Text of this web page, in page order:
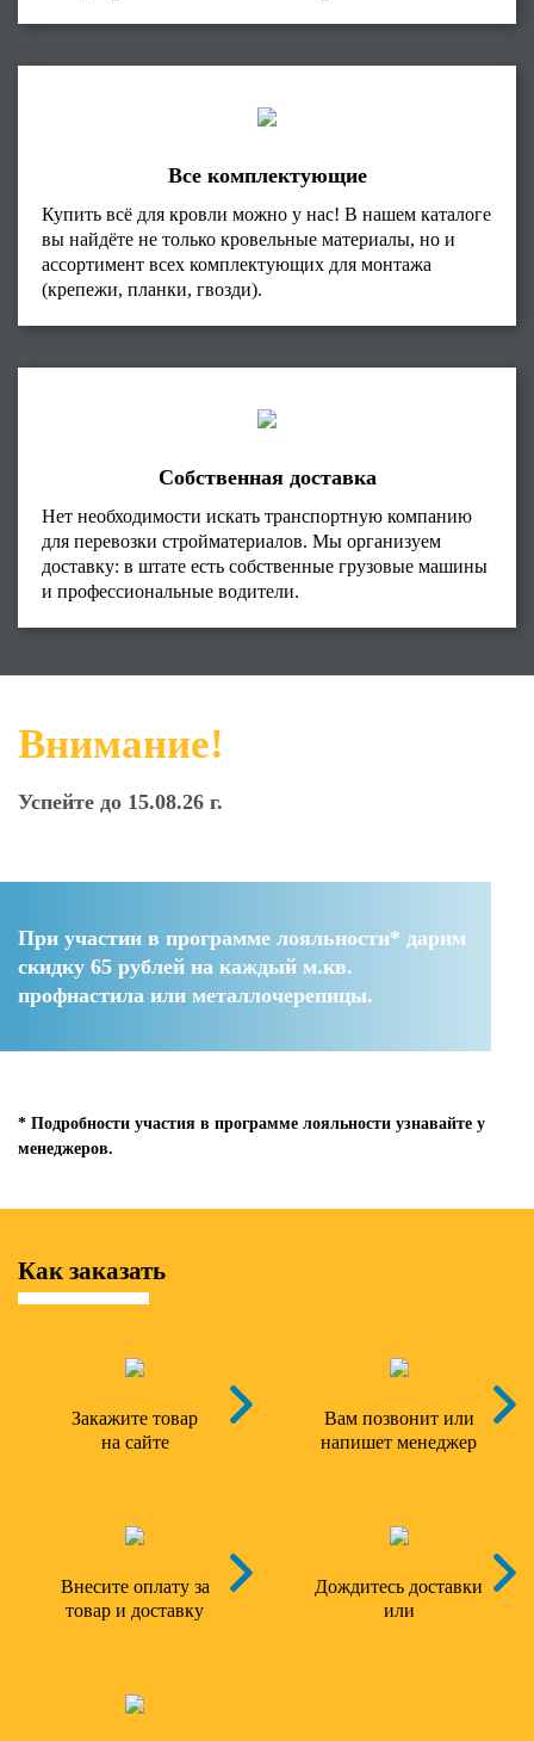
Все комплектующие
Купить всё для кровли можно у нас! В нашем каталоге
вы найдёте не только кровельные материалы, но и
ассортимент всех комплектующих для монтажа
(крепежи, планки, гвозди).
Собственная доставка
Нет необходимости искать транспортную компанию
для перевозки стройматериалов. Мы организуем
доставку: в штате есть собственные грузовые машины
и профессиональные водители.
Внимание!
Успейте до 15.08.26 г.
При участии в программе лояльности* дарим
скидку 65 рублей на каждый м.кв.
профнастила или металлочерепицы.
* Подробности участия в программе лояльности узнавайте у
менеджеров.
Как заказать
Закажите товар
на сайте
Вам позвонит или
напишет менеджер
Внесите оплату за
товар и доставку
Дождитесь доставки
или